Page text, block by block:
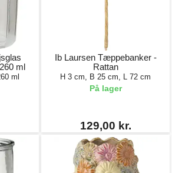
ml
ml
Ib Laursen Tæppebanker -
Rattan
H 3 cm, B 25 cm, L 72 cm
På lager
129,00 kr.